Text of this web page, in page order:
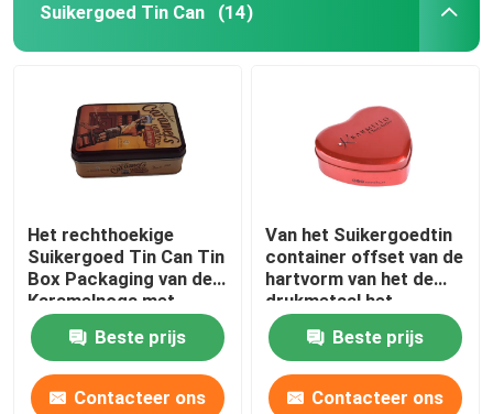
Thuis
Suikergoed Tin Can (14)
Het rechthoekige
Suikergoed Tin Can Tin
Box Packaging van de
Karamelnoga met
Scharnierend Deksel
Beste prijs
Contacteer ons
Van het Suikergoedtin
container offset van de
hartvorm van het de
drukmetaal het
suikergoedtin met
Deksel Beste prijs
Contacteer ons